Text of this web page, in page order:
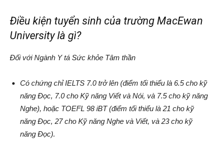
Điều kiện tuyển sinh của trường MacEwan
University là gì?
Đối với Ngành Y tá Sức khỏe Tâm thần
Có chứng chỉ IELTS 7.0 trở lên (điểm tối thiểu là 6.5 cho kỹ
năng Đọc, 7.0 cho Kỹ năng Viết và Nói, và 7.5 cho kỹ năng
Nghe), hoặc TOEFL 98 iBT (điểm tối thiểu là 21 cho kỹ
năng Đọc, 27 cho Kỹ năng Nghe và Viết, và 23 cho kỹ
năng Đọc).